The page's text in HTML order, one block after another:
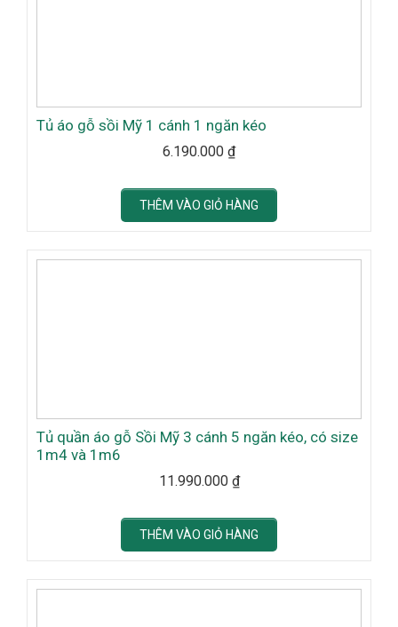
Tủ áo gỗ sồi Mỹ 1 cánh 1 ngăn kéo
6.190.000 ₫
THÊM VÀO GIỎ HÀNG
Tủ quần áo gỗ Sồi Mỹ 3 cánh 5 ngăn kéo, có size
1m4 và 1m6
11.990.000 ₫
THÊM VÀO GIỎ HÀNG